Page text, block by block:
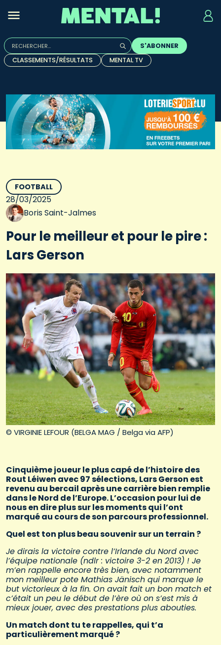
Rechercher :
Quand les résultats de l'auto-complétion sont
S'ABONNER
CLASSEMENTS/RÉSULTATS
MENTAL TV
© VIRGINIE LEFOUR (BELGA MAG / Belga via AFP)
FOOTBALL
28/03/2025
Boris Saint-Jalmes
Pour le meilleur et pour le pire :
Lars Gerson
Cinquième joueur le plus capé de l’histoire des
Rout Léiwen avec 97 sélections, Lars Gerson est
revenu au bercail après une carrière bien remplie
dans le Nord de l’Europe. L’occasion pour lui de
nous en dire plus sur les moments qui l’ont
marqué au cours de son parcours professionnel.
Quel est ton plus beau souvenir sur un terrain ?
Je dirais la victoire contre l’Irlande du Nord avec
l’équipe nationale (ndlr : victoire 3-2 en 2013) ! Je
m’en rappelle encore très bien, avec notamment
mon meilleur pote Mathias Jänisch qui marque le
but victorieux à la fin. On avait fait un bon match et
c’était un peu le début de l’ère où on s’est mis à
mieux jouer, avec des prestations plus abouties.
Un match dont tu te rappelles, qui t’a
particulièrement marqué ?